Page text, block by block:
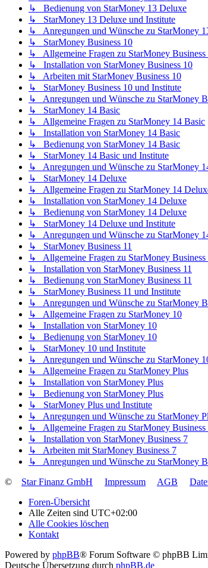
↳ Bedienung von StarMoney 13 Deluxe
↳ StarMoney 13 Deluxe und Institute
↳ Anregungen und Wünsche zu StarMoney
↳ StarMoney Business 10
↳ Allgemeine Fragen zu StarMoney Business
↳ Installation von StarMoney Business 10
↳ Arbeiten mit StarMoney Business 10
↳ StarMoney Business 10 und Institute
↳ Anregungen und Wünsche zu StarMoney
↳ StarMoney 14 Basic
↳ Allgemeine Fragen zu StarMoney 14 Basic
↳ Installation von StarMoney 14 Basic
↳ Bedienung von StarMoney 14 Basic
↳ StarMoney 14 Basic und Institute
↳ Anregungen und Wünsche zu StarMoney
↳ StarMoney 14 Deluxe
↳ Allgemeine Fragen zu StarMoney 14
↳ Installation von StarMoney 14 Deluxe
↳ Bedienung von StarMoney 14 Deluxe
↳ StarMoney 14 Deluxe und Institute
↳ Anregungen und Wünsche zu StarMoney
↳ StarMoney Business 11
↳ Allgemeine Fragen zu StarMoney Business
↳ Installation von StarMoney Business 11
↳ Bedienung von StarMoney Business 11
↳ StarMoney Business 11 und Institute
↳ Anregungen und Wünsche zu StarMoney
↳ Allgemeine Fragen zu StarMoney 10
↳ Installation von StarMoney 10
↳ Bedienung von StarMoney 10
↳ StarMoney 10 und Institute
↳ Anregungen und Wünsche zu StarMoney
↳ Allgemeine Fragen zu StarMoney Plus
↳ Installation von StarMoney Plus
↳ Bedienung von StarMoney Plus
↳ StarMoney Plus und Institute
↳ Anregungen und Wünsche zu StarMoney
↳ Allgemeine Fragen zu StarMoney Business
↳ Installation von StarMoney Business 7
↳ Arbeiten mit StarMoney Business 7
↳ Anregungen und Wünsche zu StarMoney
©
Star Finanz GmbH Impressum AGB
Foren-Übersicht
Alle Zeiten sind UTC+02:00
Alle Cookies löschen
Kontakt
Powered by phpBB® Forum Software © phpBB
Deutsche Übersetzung durch phpBB.de